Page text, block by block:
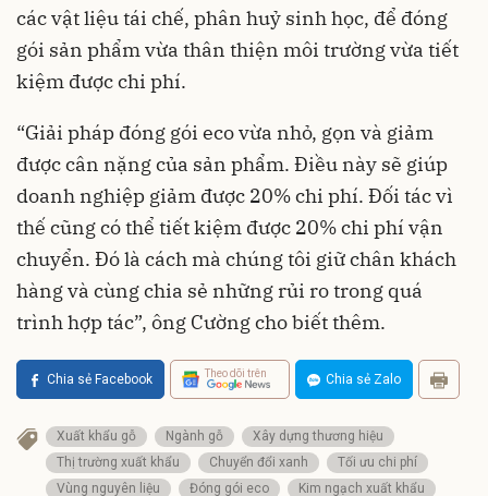
các vật liệu tái chế, phân huỷ sinh học, để đóng
gói sản phẩm vừa thân thiện môi trường vừa tiết
kiệm được chi phí.
“Giải pháp đóng gói eco vừa nhỏ, gọn và giảm
được cân nặng của sản phẩm. Điều này sẽ giúp
doanh nghiệp giảm được 20% chi phí. Đối tác vì
thế cũng có thể tiết kiệm được 20% chi phí vận
chuyển. Đó là cách mà chúng tôi giữ chân khách
hàng và cùng chia sẻ những rủi ro trong quá
trình hợp tác”, ông Cường cho biết thêm.
Chia sẻ Facebook Theo dõi trên Chia sẻ Zalo
Xuất khẩu gỗ Ngành gỗ
Xây dựng thương hiệu
Thị trường xuất khẩu
Chuyển đổi xanh
Tối ưu chi phí
Vùng nguyên liệu
Đóng gói eco Kim ngạch xuất khẩu